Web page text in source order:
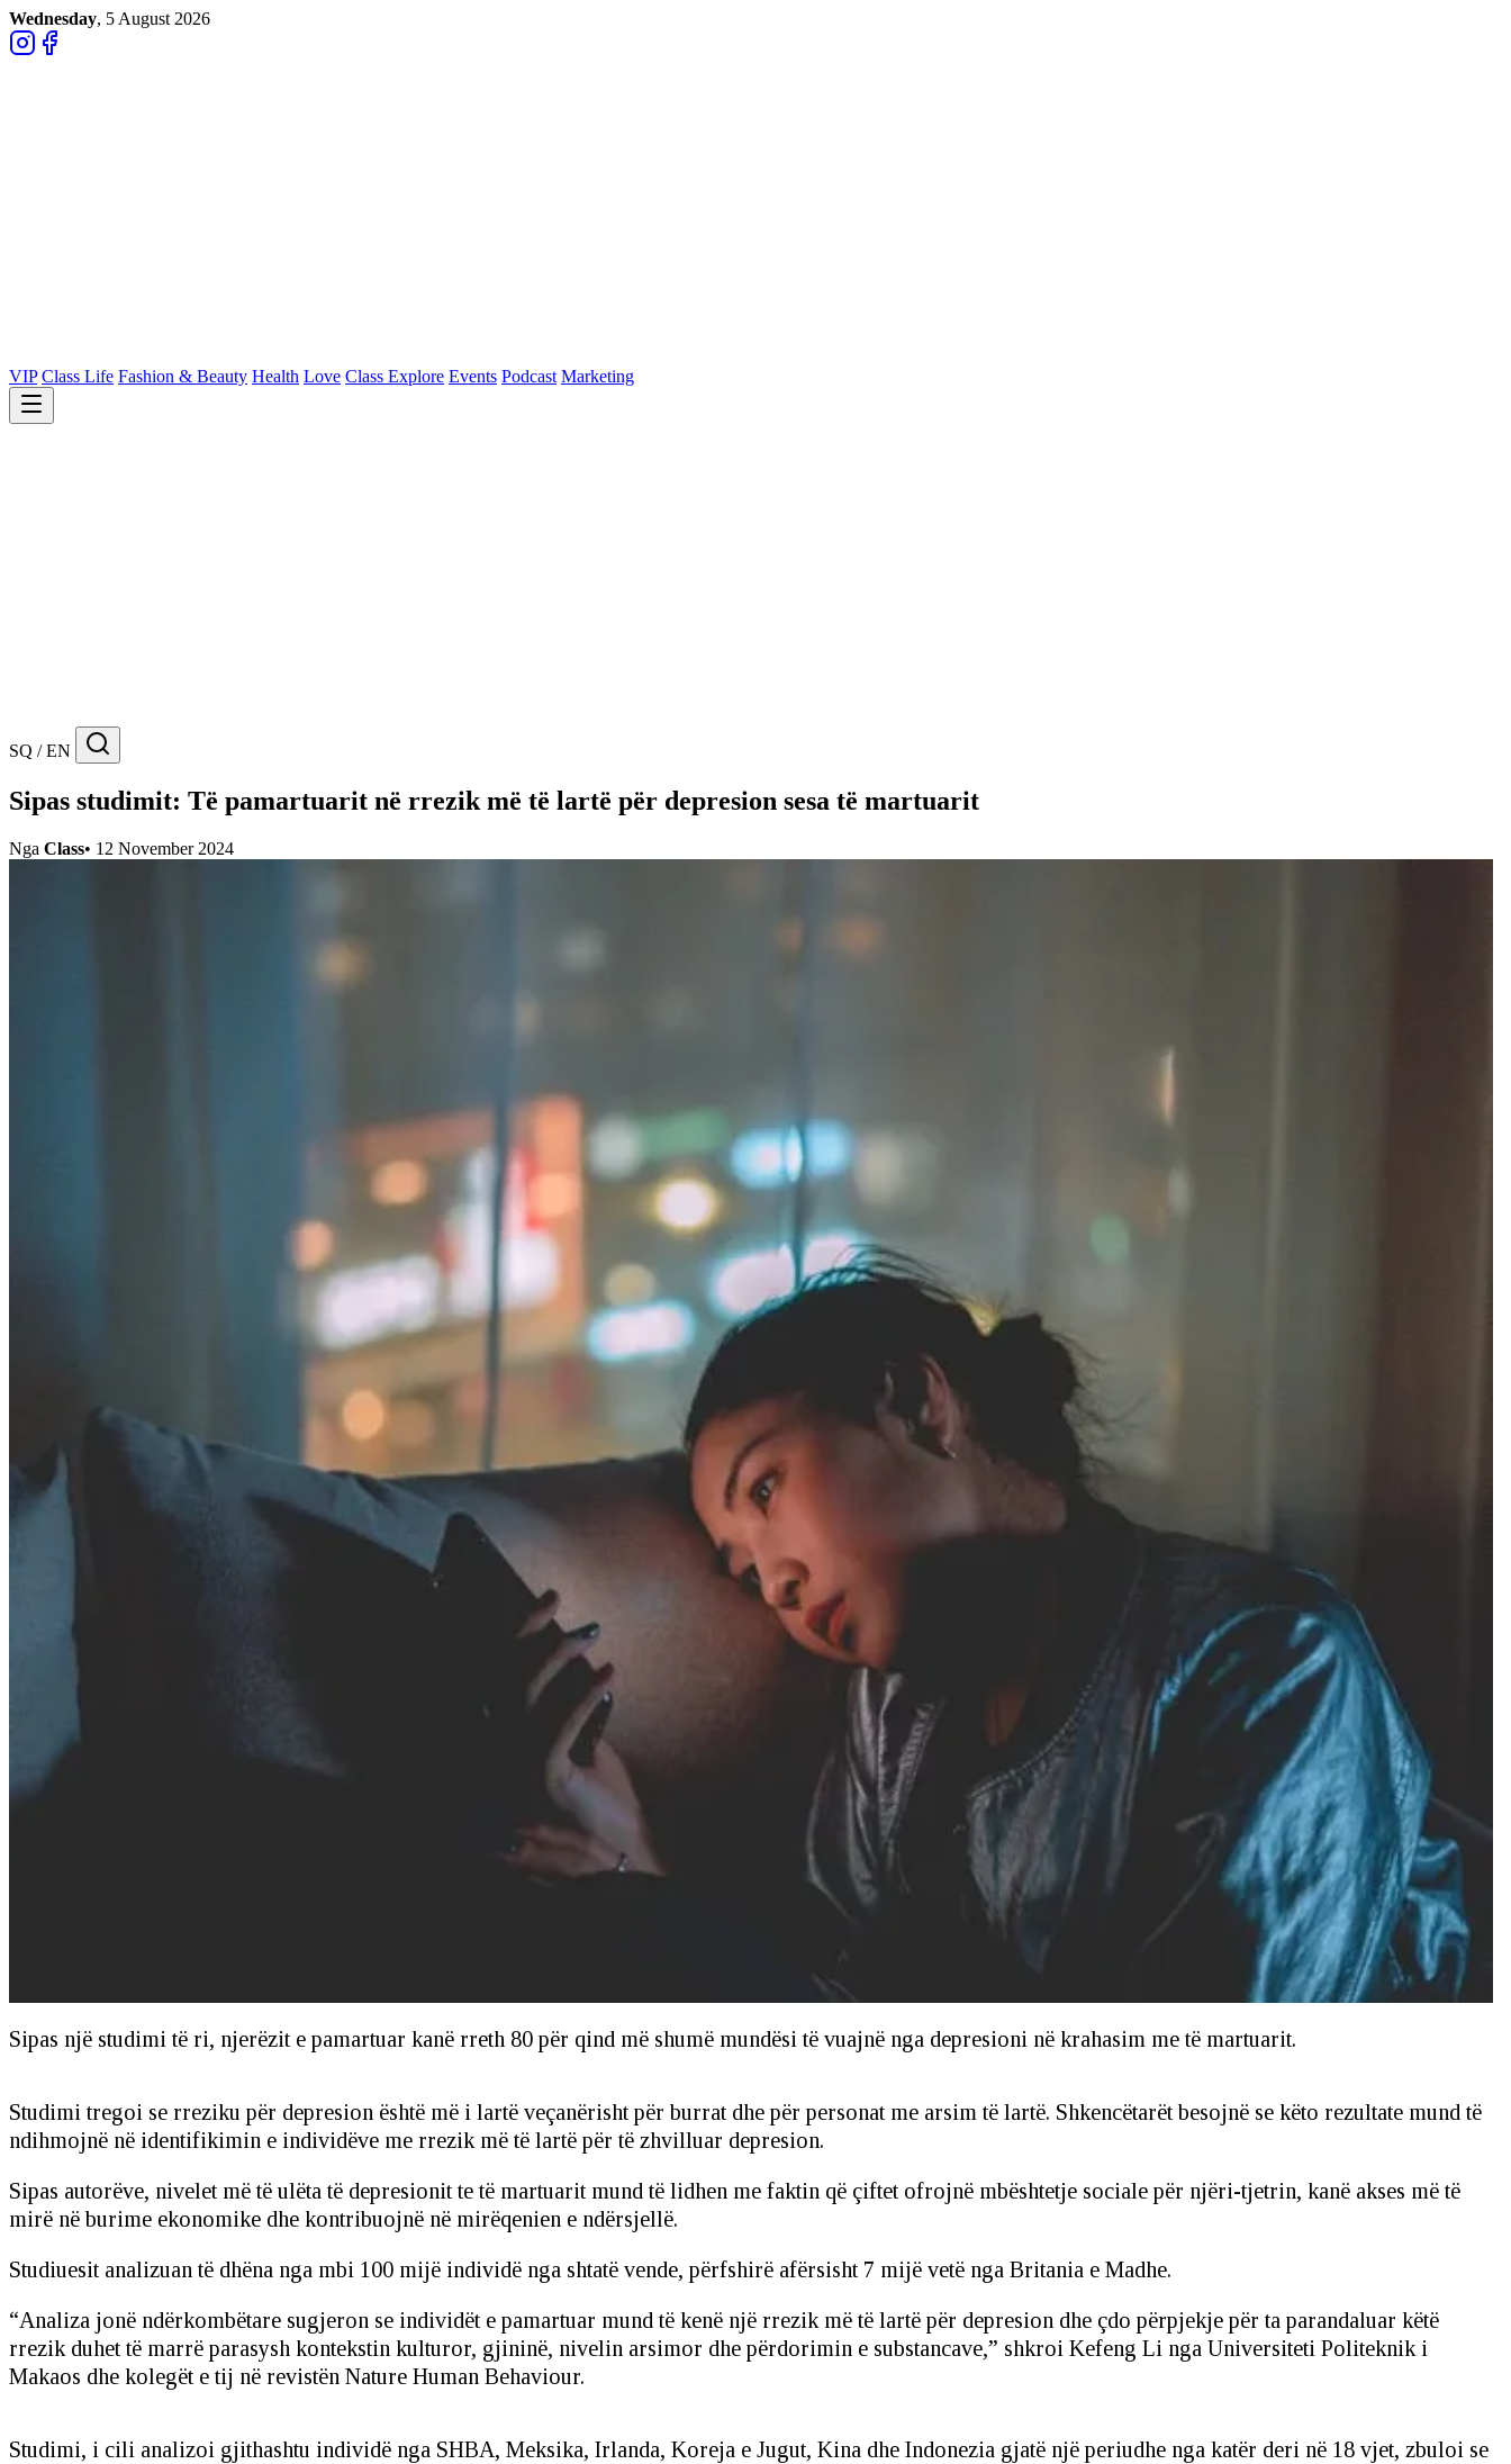
Wednesday, 5 August 2026
VIP Class Life Fashion & Beauty Health Love Class Explore Events Podcast Marketing
SQ / EN
Sipas studimit: Të pamartuarit në rrezik më të lartë për depresion sesa të martuarit
Nga Class• 12 November 2024
Sipas një studimi të ri, njerëzit e pamartuar kanë rreth 80 për qind më shumë mundësi të vuajnë nga depresioni në krahasim me të martuarit.
Studimi tregoi se rreziku për depresion është më i lartë veçanërisht për burrat dhe për personat me arsim të lartë. Shkencëtarët besojnë se këto rezultate mund të
ndihmojnë në identifikimin e individëve me rrezik më të lartë për të zhvilluar depresion.
Sipas autorëve, nivelet më të ulëta të depresionit te të martuarit mund të lidhen me faktin që çiftet ofrojnë mbështetje sociale për njëri-tjetrin, kanë akses më të
mirë në burime ekonomike dhe kontribuojnë në mirëqenien e ndërsjellë.
Studiuesit analizuan të dhëna nga mbi 100 mijë individë nga shtatë vende, përfshirë afërsisht 7 mijë vetë nga Britania e Madhe.
“Analiza jonë ndërkombëtare sugjeron se individët e pamartuar mund të kenë një rrezik më të lartë për depresion dhe çdo përpjekje për ta parandaluar këtë
rrezik duhet të marrë parasysh kontekstin kulturor, gjininë, nivelin arsimor dhe përdorimin e substancave,” shkroi Kefeng Li nga Universiteti Politeknik i
Makaos dhe kolegët e tij në revistën Nature Human Behaviour.
Studimi, i cili analizoi gjithashtu individë nga SHBA, Meksika, Irlanda, Koreja e Jugut, Kina dhe Indonezia gjatë një periudhe nga katër deri në 18 vjet, zbuloi se